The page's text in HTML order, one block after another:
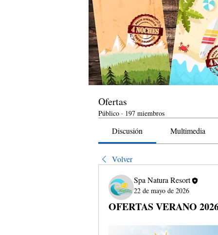
Ofertas
Público · 197 miembros
Discusión Multimedia
Volver
Spa Natura Resort
22 de mayo de 2026
OFERTAS VERANO